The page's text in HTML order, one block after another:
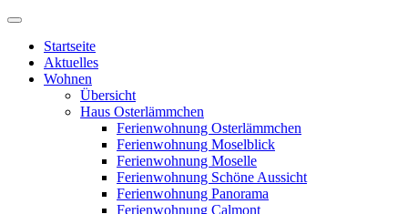
Startseite
Aktuelles
Wohnen
Übersicht
Haus Osterlämmchen
Ferienwohnung Osterlämmchen
Ferienwohnung Moselblick
Ferienwohnung Moselle
Ferienwohnung Schöne Aussicht
Ferienwohnung Panorama
Ferienwohnung Calmont